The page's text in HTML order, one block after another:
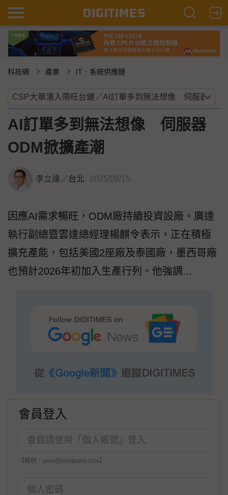
科技網 產業 IT．系統供應鏈
AI訂單多到無法想像 伺服器
ODM掀擴產潮
李立達／台北 2025/09/15
因應AI需求暢旺，ODM廠持續投資設廠。廣達
執行副總暨雲達總經理楊麒令表示，正在積極
擴充產能，包括美國2座廠及泰國廠，墨西哥廠
也預計2026年初加入生產行列。他強調...
會員登入
【範例：user@company.com】